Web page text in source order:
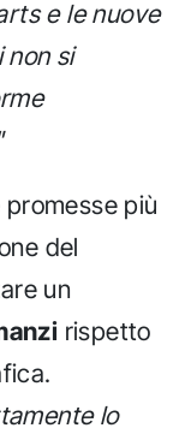
e le nuove
non si
più
del
un
rispetto
lo